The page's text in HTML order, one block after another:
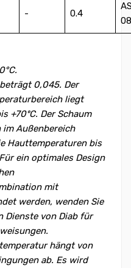
- 0.4
08
0,045. Der
liegt
+70ºC. Der Schaum
Außenbereich
Hauttemperaturen bis
ein optimales Design
mit
werden, wenden Sie
Dienste von Diab für
hängt von
ab. Es wird